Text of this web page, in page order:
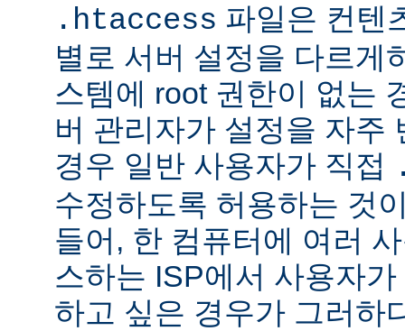
.htaccess 파일은 컨텐
별로 서버 설정을 다르게
스템에 root 권한이 없는
버 관리자가 설정을 자주
경우 일반 사용자가 직접
수정하도록 허용하는 것
들어, 한 컴퓨터에 여러
스하는 ISP에서 사용자
하고 싶은 경우가 그러하